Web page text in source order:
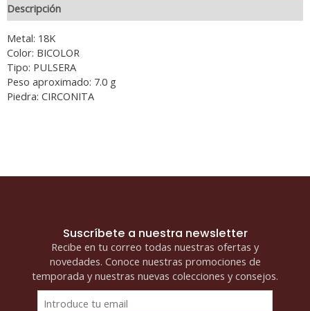
Descripción
Metal: 18K
Color: BICOLOR
Tipo: PULSERA
Peso aproximado: 7.0 g
Piedra: CIRCONITA
Suscríbete a nuestra newsletter
Recibe en tu correo todas nuestras ofertas y
novedades. Conoce nuestras promociones de
temporada y nuestras nuevas colecciones y consejos.